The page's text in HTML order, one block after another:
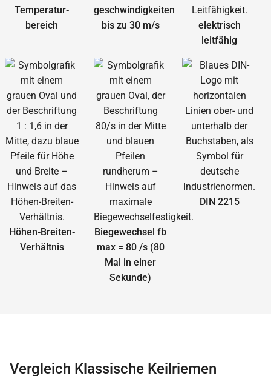
Temperatur­
bereich
geschwindigkeiten
bis zu 30 m/s
elektrisch
leitfähig
Höhen-Breiten-
Verhältnis
Biegewechsel fb
max = 80 /s (80
Mal in einer
Sekunde)
DIN 2215
Vergleich Klassische Keilriemen